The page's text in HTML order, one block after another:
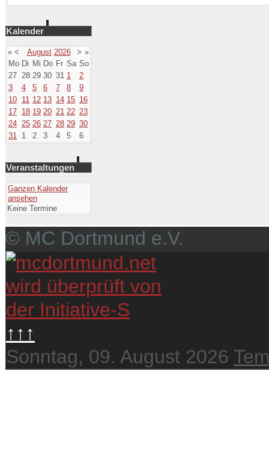
Kalender
« < August 2026 > »
Mo Di Mi Do Fr Sa So
27 28 29 30 31 1
2
3
4 5 6 7 8
9
10 11 12 13 14 15 16
17 18 19 20 21 22 23
24 25 26 27 28 29 30
31
1 2 3 4 5 6
Veranstaltungen
Ganzen Kalender
ansehen
Keine Termine
© MC Dortmund e.V.
↑↑↑
Sonntag, 09. August 2026